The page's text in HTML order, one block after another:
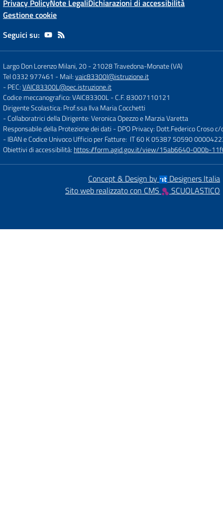
Privacy PolicyNote LegaliDichiarazioni di accessibilità
Gestione cookie
Seguici su:
Largo Don Lorenzo Milani, 20-21028 Travedona-Monate (VA)
Tel 0332 977461 - Mail:vaic83300l@istruzione.it
- PEC:VAIC83300L@pec.istruzione.it
Codice meccanografico: VAIC83300L- C.F. 83007110121
Dirigente Scolastica: Prof.ssa Ilva Maria Cocchetti
- Collaboratrici della Dirigente: Veronica Opezzo e Marzia Varetta
Responsabile della Protezione dei dati - DPO Privacy: Dott.Federico Croso
- IBAN e Codice Univoco Ufficio per Fatture: IT 60 K 05387 50590
Obiettivi di accessibilità: https://form.agid.gov.it/view/15ab6640-000b-
Concept & Design by
Designers Italia
Sito web realizzato con CMS
SCUOLASTICO